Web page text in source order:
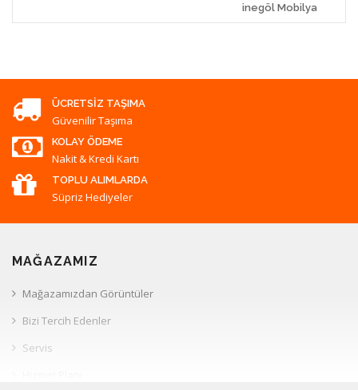
inegöl Mobilya
ÜCRETSIZ TAŞIMA
Güvenilir Taşıma
KOLAY ÖDEME
Nakit & Kredi Kartı
TOPLU ALIMLARDA
Süpriz Hediyeler
MAĞAZAMIZ
Mağazamızdan Görüntüler
Bizi Tercih Edenler
Servis